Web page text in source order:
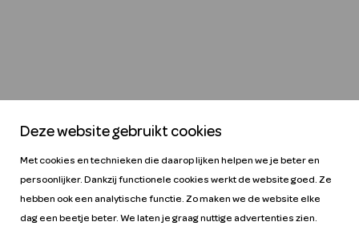
Deze website gebruikt cookies
Met cookies en technieken die daarop lijken helpen we je beter en
persoonlijker. Dankzij functionele cookies werkt de website goed. Ze
hebben ook een analytische functie. Zo maken we de website elke
dag een beetje beter. We laten je graag nuttige advertenties zien.